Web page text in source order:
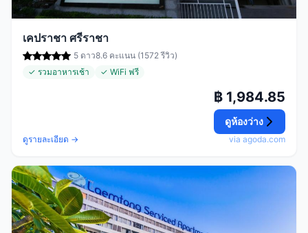
เคปราชา ศรีราชา
5 ดาว8.6 คะแนน (1572 รีวิว)
✓ รวมอาหารเช้า
✓ WiFi ฟรี
ดูรายละเอียด →
฿ 1,984.85
ดูห้องว่าง
via agoda.com